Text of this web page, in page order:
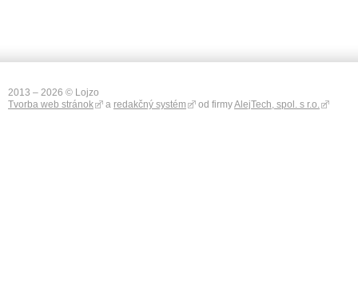
2013 – 2026 © Lojzo
Tvorba web stránok
a redakčný systém od firmyAlejTech, spol. s r.o.